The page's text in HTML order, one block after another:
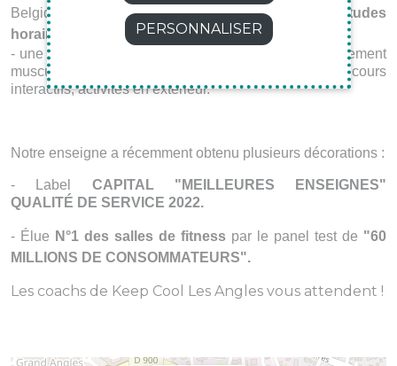
Belgique et au Luxembourg sur delarges amplitudes
horaires
(6h/23h-7j/7)
- unemultiplicité d'activités
: cardio-training, renforcement
musculaire
, small group training, cours
interactifs, activités en extérieur.
Notre enseigne a récemment obtenu plusieurs décorations :
- Label CAPITAL "MEILLEURES ENSEIGNES"
QUALITÉ DE SERVICE 2022.
- Élue N°1 des salles de fitness par le panel test de "60
MILLIONS DE CONSOMMATEURS".
Les coachs de Keep Cool Les Angles vous attendent !
PERSONNALISER